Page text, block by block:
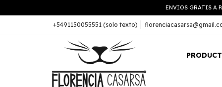
ENVIOS GRATIS A
+5491150055551 (solo texto)